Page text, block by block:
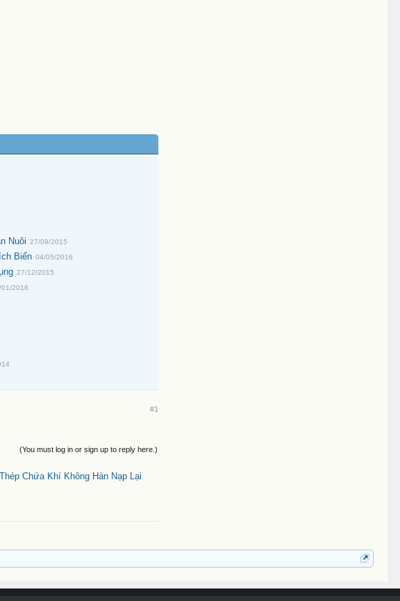
Nuôi 27/09/2015
Biển 04/05/2016
27/12/2015
01/2016
#1
(You must log in or sign up to reply here.)
Chứa Khí Không Hàn Nạp Lại